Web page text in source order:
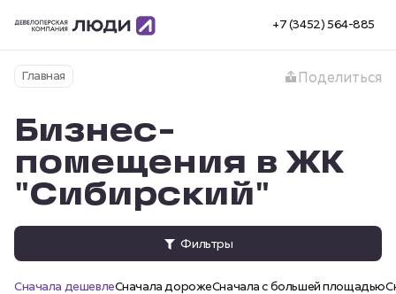
+7 (3452) 564-885
Главная Поделиться
Бизнес-
помещения в ЖК
"Сибирский"
Фильтры
Сначала дешевлеСначала дорожеСначала с большей площадью